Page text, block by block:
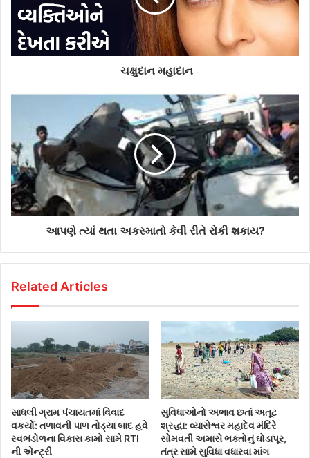
e
ચક્ષુદાન મહાદાન
આપણે ત્યાં થતા અકસ્માતો કેવી રીતે રોકી શકાય?
Related Articles
સાધલી ગ્રામ પંચાયતમાં વિવાદ
વકર્યો: તળાવની પાળ તોડ્યા બાદ હવે
સ્વભંડોળના વિકાસ કામો સામે RTI
ની એન્ટ્રી
સુવિધાઓનો અભાવ છતાં અતૂટ
શ્રદ્ધા: વ્યાસેશ્વર મહાદેવ મંદિરે
સોમવતી અમાસે ભક્તોનું ઘોડાપૂર,
તંત્ર સામે સુવિધા વધારવા માંગ